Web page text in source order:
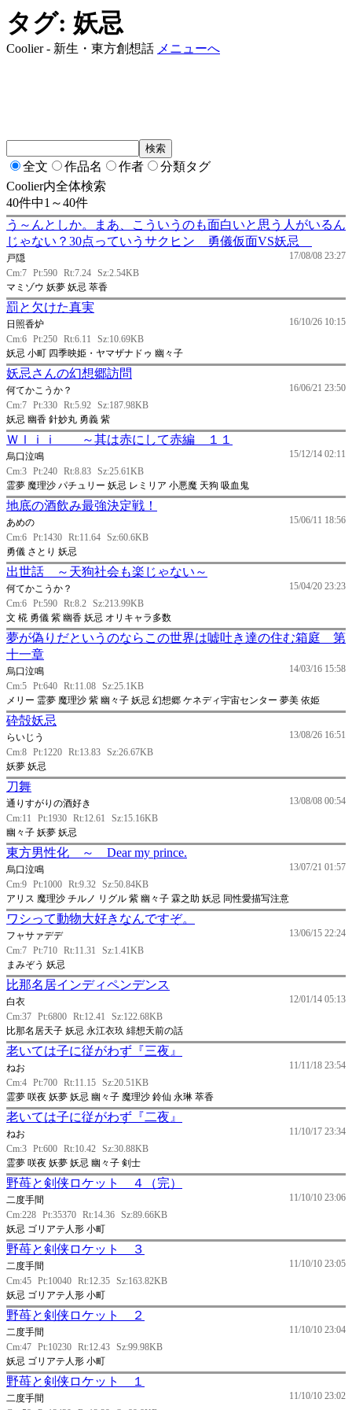
タグ: 妖忌
Coolier - 新生・東方創想話 メニューへ
全文 作品名 作者
分類タグ
Coolier内全体検索
40件中1～40件
う～んとしか。まあ、こういうのも面白いと思う人がいるん
じゃない？30点っていうサクヒン 勇儀仮面VS妖忌
17/08/08 23:27
戸隠
Cm:7 Pt:590 Rt:7.24 Sz:2.54KB
マミゾウ 妖夢 妖忌 萃香
罰と欠けた真実
16/10/26 10:15
日照香炉
Cm:6 Pt:250 Rt:6.11
Sz:10.69KB
妖忌 小町 四季映姫・ヤマザナドゥ 幽々子
妖忌さんの幻想郷訪問
16/06/21 23:50
何てかこうか？
Cm:7 Pt:330 Rt:5.92 Sz:187.98KB
妖忌 幽香 針妙丸 勇義 紫
Ｗｌｉｉ ～其は赤にして赤編 １１
15/12/14 02:11
烏口泣鳴
Cm:3 Pt:240 Rt:8.83 Sz:25.61KB
霊夢 魔理沙 パチュリー 妖忌 レミリア 小悪魔 天狗 吸血鬼
地底の酒飲み最強決定戦！
15/06/11 18:56
あめの
Cm:6 Pt:1430 Rt:11.64 Sz:60.6KB
勇儀 さとり 妖忌
出世話 ～天狗社会も楽じゃない～
15/04/20 23:23
何てかこうか？
Cm:6 Pt:590 Rt:8.2 Sz:213.99KB
文 椛 勇儀 紫 幽香 妖忌 オリキャラ多数
夢が偽りだというのならこの世界は嘘吐き達の住む箱庭 第
十一章
14/03/16 15:58
烏口泣鳴
Cm:5 Pt:640 Rt:11.08 Sz:25.1KB
メリー 霊夢 魔理沙 紫 幽々子 妖忌 幻想郷 ケネディ宇宙センター 夢美 依姫
砕殻妖忌
13/08/26 16:51
らいじう
Cm:8 Pt:1220 Rt:13.83 Sz:26.67KB
妖夢 妖忌
刀舞
13/08/08 00:54
通りすがりの酒好き
Cm:11
Pt:1930 Rt:12.61
Sz:15.16KB
幽々子 妖夢 妖忌
東方男性化 ～ Dear my prince.
13/07/21 01:57
烏口泣鳴
Cm:9 Pt:1000 Rt:9.32 Sz:50.84KB
アリス 魔理沙 チルノ リグル 紫 幽々子 霖之助 妖忌 同性愛描写注意
ワシって動物大好きなんですぞ。
13/06/15 22:24
フャサァデデ
Cm:7 Pt:710 Rt:11.31
Sz:1.41KB
まみぞう 妖忌
比那名居インディペンデンス
12/01/14 05:13
白衣
Cm:37 Pt:6800 Rt:12.41
Sz:122.68KB
比那名居天子 妖忌 永江衣玖 緋想天前の話
老いては子に従がわず『三夜』
11/11/18 23:54
ねお
Cm:4 Pt:700 Rt:11.15 Sz:20.51KB
霊夢 咲夜 妖夢 妖忌 幽々子 魔理沙 鈴仙 永琳 萃香
老いては子に従がわず『二夜』
11/10/17 23:34
ねお
Cm:3 Pt:600 Rt:10.42 Sz:30.88KB
霊夢 咲夜 妖夢 妖忌 幽々子 剣士
野苺と剣侠ロケット ４（完）
11/10/10 23:06
二度手間
Cm:228 Pt:35370 Rt:14.36 Sz:89.66KB
妖忌 ゴリアテ人形 小町
野苺と剣侠ロケット ３
11/10/10 23:05
二度手間
Cm:45 Pt:10040 Rt:12.35 Sz:163.82KB
妖忌 ゴリアテ人形 小町
野苺と剣侠ロケット ２
11/10/10 23:04
二度手間
Cm:47 Pt:10230 Rt:12.43 Sz:99.98KB
妖忌 ゴリアテ人形 小町
野苺と剣侠ロケット １
11/10/10 23:02
二度手間